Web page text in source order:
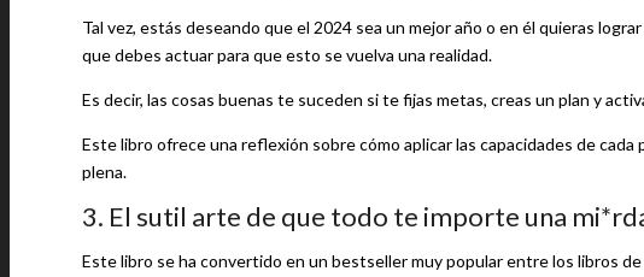
Tal vez, estás deseando que el 2024 sea un mejor año o en él quieras
que debes actuar para que esto se vuelva una realidad.
Es decir, las cosas buenas te suceden si te fijas metas, creas un plan y
Este libro ofrece una reflexión sobre cómo aplicar las capacidades de
plena.
3. El sutil arte de que todo te importe una
Este libro se ha convertido en un bestseller muy popular entre los libros